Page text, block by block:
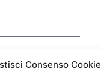
Consenso Cookie